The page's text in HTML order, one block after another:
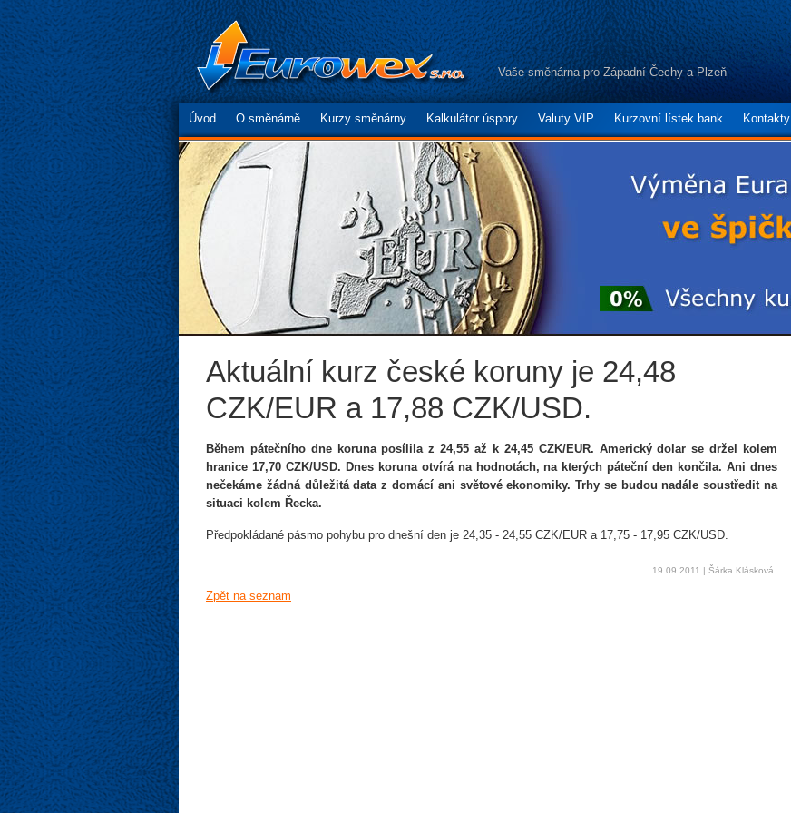
Vaše směnárna pro Západní Čechy a Plzeň
Úvod O směnárně Kurzy směnárny Kalkulátor úspory Valuty VIP Kurzovní lístek bank Kontakty
Aktuální kurz české koruny je 24,48
CZK/EUR a 17,88 CZK/USD.
Během pátečního dne koruna posílila z 24,55 až k 24,45 CZK/EUR. Americký dolar se držel kolem
hranice 17,70 CZK/USD. Dnes koruna otvírá na hodnotách, na kterých páteční den končila. Ani dnes
nečekáme žádná důležitá data z domácí ani světové ekonomiky. Trhy se budou nadále soustředit na
situaci kolem Řecka.
Předpokládané pásmo pohybu pro dnešní den je 24,35 - 24,55 CZK/EUR a 17,75 - 17,95 CZK/USD.
19.09.2011 | Šárka Klásková
Zpět na seznam